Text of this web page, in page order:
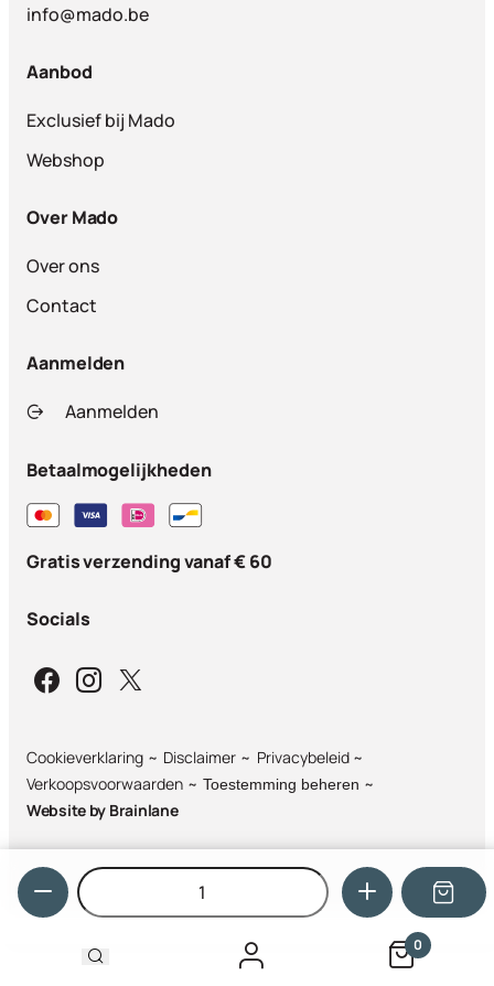
0
Hoeveelheid
info@mado.be
Aanbod
Exclusief bij Mado
Webshop
Over Mado
Over ons
Contact
Aanmelden
Aanmelden
Betaalmogelijkheden
Gratis verzending vanaf € 60
Socials
Cookieverklaring Disclaimer
Privacybeleid
Verkoopsvoorwaarden
Toestemming beheren
Website by Brainlane